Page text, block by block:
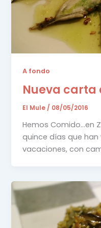
A fondo
Nueva carta
El Mule/ 08/05/2016
Hemos Comido…en
quince días que
vacaciones, con